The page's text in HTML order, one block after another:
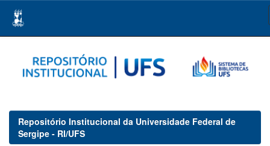
navigation
Repositório Institucional da Universidade Federal de
Sergipe - RI/UFS